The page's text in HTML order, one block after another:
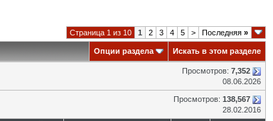
Страница 1 из 10 1 2 3 4 5 > Последняя »
Опции раздела Искать в этом разделе
Просмотров: 7,352
08.06.2026
Просмотров: 138,567
28.02.2016